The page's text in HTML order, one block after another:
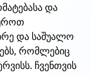
და
და საშუალო
რომლებიც
ჩვენთვის